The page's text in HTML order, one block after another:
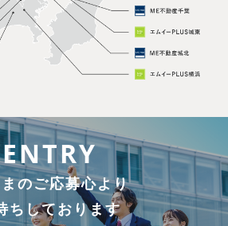
ENTRY
のご応募心より
ちしております